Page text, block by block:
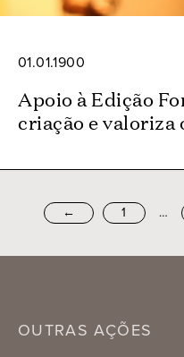
01.01.1900
Apoio à Edição
criação e valoriza
← 1 …
OUTRAS AÇÕES